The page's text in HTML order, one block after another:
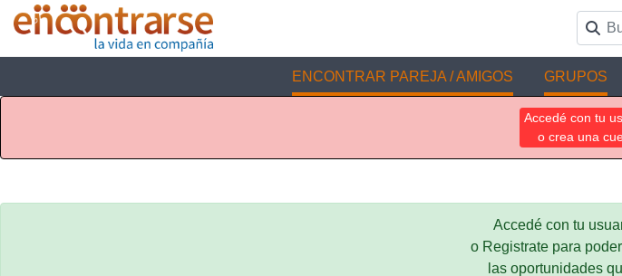
ENCONTRAR PAREJA / AMIGOS GRUPOS
Accedé con tu
o crea una
Accedé con tu
o Registrate para
las oportunidades